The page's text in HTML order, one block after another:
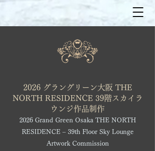
2026 グラングリーン大阪 THE
NORTH RESIDENCE 39階スカイラ
ウンジ作品制作
2026 Grand Green Osaka THE NORTH
RESIDENCE – 39th Floor Sky Lounge
Artwork Commission